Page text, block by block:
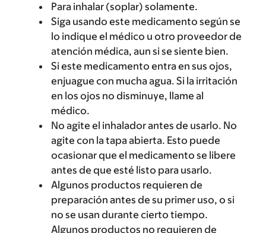
Para inhalar (soplar) solamente.
Siga usando este medicamento según se
lo indique el médico u otro proveedor de
atención médica, aun si se siente bien.
Si este medicamento entra en sus ojos,
enjuague con mucha agua. Si la irritación
en los ojos no disminuye, llame al
médico.
No agite el inhalador antes de usarlo. No
agite con la tapa abierta. Esto puede
ocasionar que el medicamento se libere
antes de que esté listo para usarlo.
Algunos productos requieren de
preparación antes de su primer uso, o si
no se usan durante cierto tiempo.
Algunos productos no requieren de